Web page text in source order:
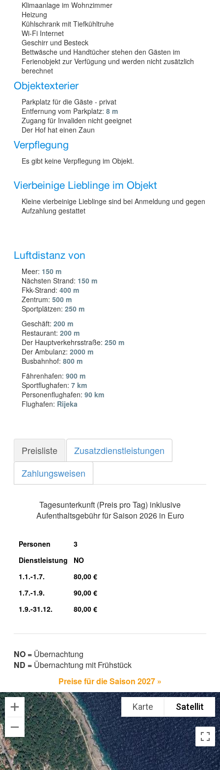
Klimaanlage im Wohnzimmer
Heizung
Kühlschrank mit Tiefkühltruhe
Wi-Fi Internet
Geschirr und Besteck
Bettwäsche und Handtücher stehen den Gästen im
Ferienobjekt zur Verfügung und werden nicht zusätzlich
berechnet
Objektexterier
Parkplatz für die Gäste - privat
Entfernung vom Parkplatz: 8 m
Zugang für Invaliden nicht geeignet
Der Hof hat einen Zaun
Verpflegung
Es gibt keine Verpflegung im Objekt.
Vierbeinige Lieblinge im Objekt
Kleine vierbeinige Lieblinge sind bei Anmeldung und gegen
Aufzahlung gestattet
Luftdistanz von
Meer: 150 m
Nächsten Strand: 150 m
Fkk-Strand: 400 m
Zentrum: 500 m
Sportplätzen: 250 m
Geschäft: 200 m
Restaurant: 200 m
Der Hauptverkehrsstraße: 250 m
Der Ambulanz: 2000 m
Busbahnhof: 800 m
Fährenhafen: 900 m
Sportflughafen: 7 km
Personenflughafen: 90 km
Flughafen: Rijeka
Preisliste
Zusatzdienstleistungen
Zahlungsweisen
Tagesunterkunft (Preis pro Tag) inklusive
Aufenthaltsgebühr für Saison 2026 in Euro
Personen
3
Dienstleistung
NO
1.1.-1.7.
80,00 €
1.7.-1.9.
90,00 €
1.9.-31.12.
80,00 €
NO = Übernachtung
ND = Übernachtung mit Frühstück
Preise für die Saison 2027 »
Karte Satellit